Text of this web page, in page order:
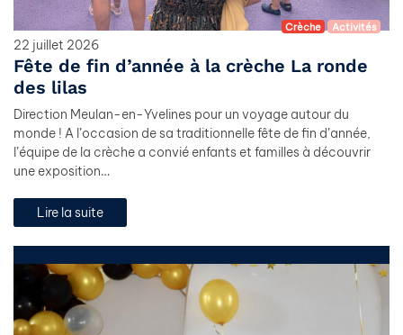
Crèche Activités
22 juillet 2026
Fête de fin d’année à la crèche La ronde
des lilas
Direction Meulan-en-Yvelines pour un voyage autour du
monde ! A l’occasion de sa traditionnelle fête de fin d’année,
l’équipe de la crèche a convié enfants et familles à découvrir
une exposition…
Lire la suite